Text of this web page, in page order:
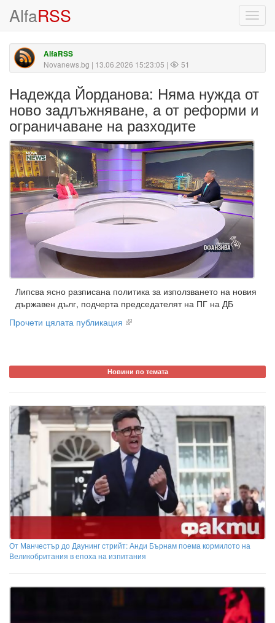
AlfaRSS
AlfaRSS
Novanews.bg | 13.06.2026 15:23:05 | 51
Надежда Йорданова: Няма нужда от
ново задлъжняване, а от реформи и
ограничаване на разходите
Липсва ясно разписана политика за използването на новия
държавен дълг, подчерта председателят на ПГ на ДБ
Прочети цялата публикация
Новини по темата
От Манчестър до Даунинг стрийт: Анди Бърнам поема кормилото на
Великобритания в епоха на изпитания